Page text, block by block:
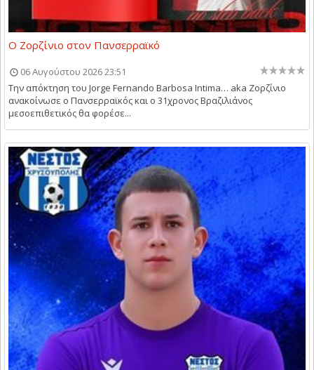
Ο Ζορζίνιο στον Πανσερραϊκό
06 Αυγούστου 2026 23:51
Την απόκτηση του Jorge Fernando Barbosa Intima… aka Ζορζίνιο
ανακοίνωσε ο Πανσερραϊκός και ο 31χρονος Βραζιλιάνος
μεσοεπιθετικός θα φορέσε...